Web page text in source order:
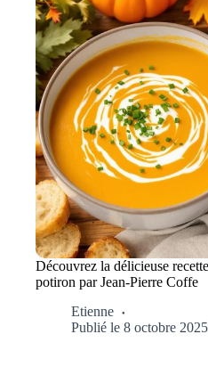
Découvrez la délicieuse
potiron par Jean-Pierre Coffe
Etienne
Publié le 8 octobre